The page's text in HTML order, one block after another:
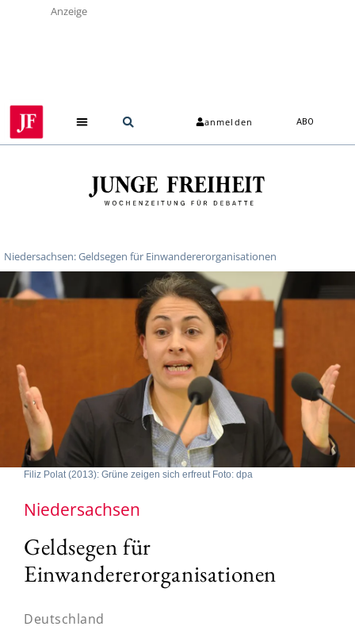
Anzeige
anmelden ABO
Niedersachsen: Geldsegen für Einwandererorganisationen
Filiz Polat (2013): Grüne zeigen sich erfreut Foto: dpa
Niedersachsen
Geldsegen für
Einwandererorganisationen
Deutschland